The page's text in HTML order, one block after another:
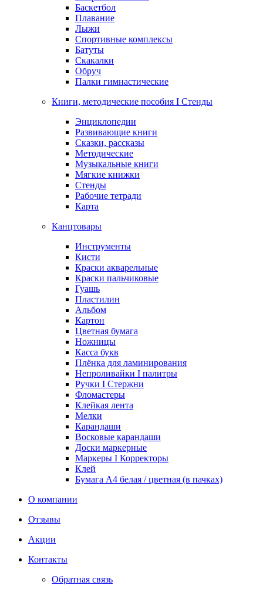
Баскетбол
Плавание
Лыжи
Спортивные комплексы
Батуты
Скакалки
Обруч
Палки гимнастические
Книги, методические пособия I Стенды
Энциклопедии
Развивающие книги
Сказки, рассказы
Методические
Музыкальные книги
Мягкие книжки
Стенды
Рабочие тетради
Карта
Канцтовары
Инструменты
Кисти
Краски акварельные
Краски пальчиковые
Гуашь
Пластилин
Альбом
Картон
Цветная бумага
Ножницы
Касса букв
Плёнка для ламинирования
Непроливайки I палитры
Ручки I Стержни
Фломастеры
Клейкая лента
Мелки
Карандаши
Восковые карандаши
Доски маркерные
Маркеры I Корректоры
Клей
Бумага А4 белая / цветная (в пачках)
О компании
Отзывы
Акции
Контакты
Обратная связь